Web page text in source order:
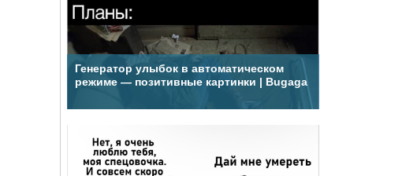
Генератор улыбок в автоматическом
режиме — позитивные картинки | Bugaga